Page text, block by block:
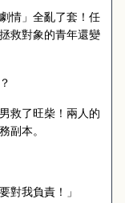
情」全亂了套！任
救對象的青年還變
救了旺柴！兩人的
副本。
對我負責！」